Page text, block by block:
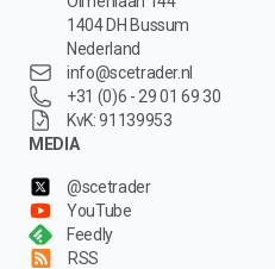
1404 DH Bussum
Nederland
info@scetrader.nl
+31 (0)6 - 29 01 69 30
KvK: 91139953
MEDIA
@scetrader
YouTube
Feedly
RSS